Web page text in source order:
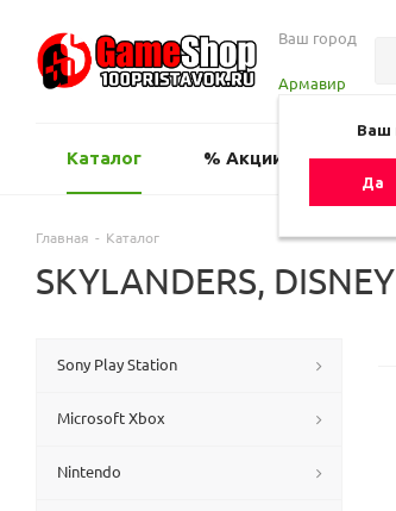
Ваш город
Армавир
Ваш
Да
Каталог % Акции
Главная - Каталог
SKYLANDERS,
Sony Play Station
Microsoft Xbox
Nintendo